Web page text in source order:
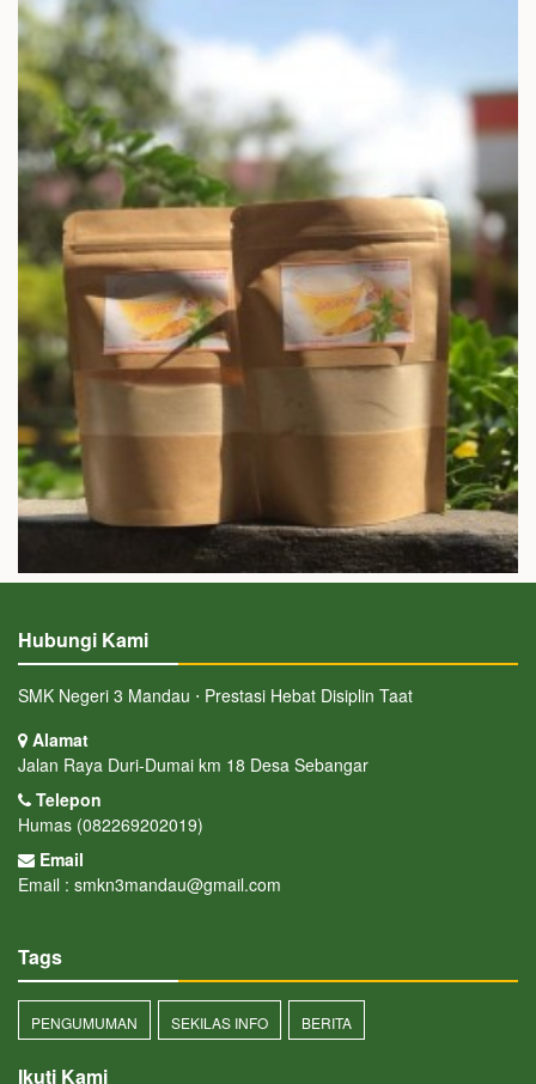
Hubungi Kami
SMK Negeri 3 Mandau ⋅ Prestasi Hebat Disiplin Taat
Alamat
Jalan Raya Duri-Dumai km 18 Desa Sebangar
Telepon
Humas (082269202019)
Email
Email : smkn3mandau@gmail.com
Tags
PENGUMUMAN SEKILAS INFO BERITA
Ikuti Kami